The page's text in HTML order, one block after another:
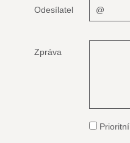
Odesílatel
Zpráva
Prioritní